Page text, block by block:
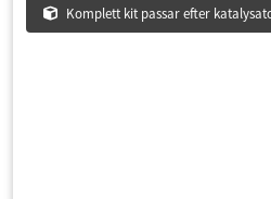
Komplett kit passar efter